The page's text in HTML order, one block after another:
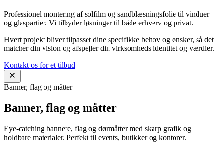
Professionel montering af solfilm og sandblæsningsfolie til vinduer
og glaspartier. Vi tilbyder løsninger til både erhverv og privat.
Hvert projekt bliver tilpasset dine specifikke behov og ønsker, så det
matcher din vision og afspejler din virksomheds identitet og værdier.
Kontakt os for et tilbud
Banner, flag og måtter
Banner, flag og måtter
Eye-catching bannere, flag og dørmåtter med skarp grafik og
holdbare materialer. Perfekt til events, butikker og kontorer.